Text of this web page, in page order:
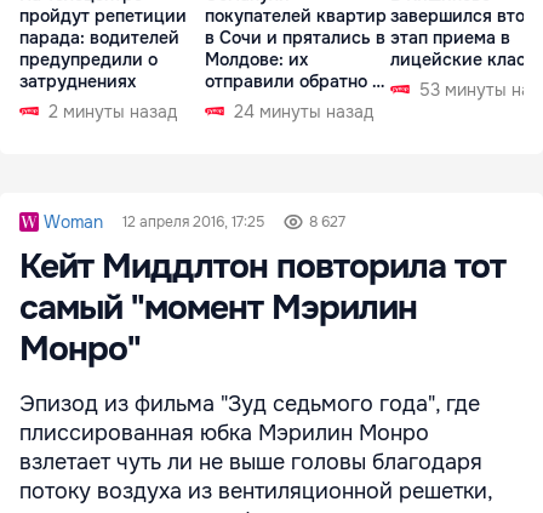
пройдут репетиции
парада: водителей
предупредили о
затруднениях
2 минуты назад
покупателей квартир
в Сочи и прятались в
Молдове: их
отправили обратно в
РФ 24 минуты назад
завершился
этап приема в
лицейские
53 минуты
Woman 12 апреля 2016, 17:25 8 627
Кейт Миддлтон повторила тот
самый "момент Мэрилин
Монро"
Эпизод из фильма "Зуд седьмого года", где
плиссированная юбка Мэрилин Монро
взлетает чуть ли не выше головы благодаря
потоку воздуха из вентиляционной решетки,